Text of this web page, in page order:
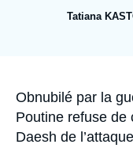
Tatiana
Accroche
Obnubilé par la
Poutine refuse de
Daesh de